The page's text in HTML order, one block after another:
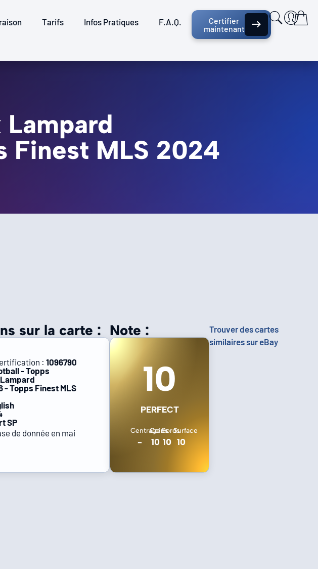
Tarifs Infos Pratiques F.A.Q.
Certifier
maintenant
Finest MLS 2024
sur la carte :
:1096790
- Topps
- Topps Finest MLS
SP
de donnée en mai
Note :
10
PERFECT
Centrage
-
Coins
10
Bords
10
Surface
10
Trouver des cartes
similaires sur eBay